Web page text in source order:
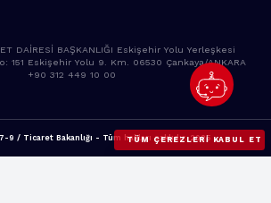
DAİRESİ BAŞKANLIĞI Eskişehir Yolu Yerleşkesi
151 Eskişehir Yolu 9. Km. 06530 Çankaya/ANKARA
+90 312 449 10 00
9 / Ticaret Bakanlığı - Tüm hakları saklıdır. 2025
TÜM ÇEREZLERI KABUL ET